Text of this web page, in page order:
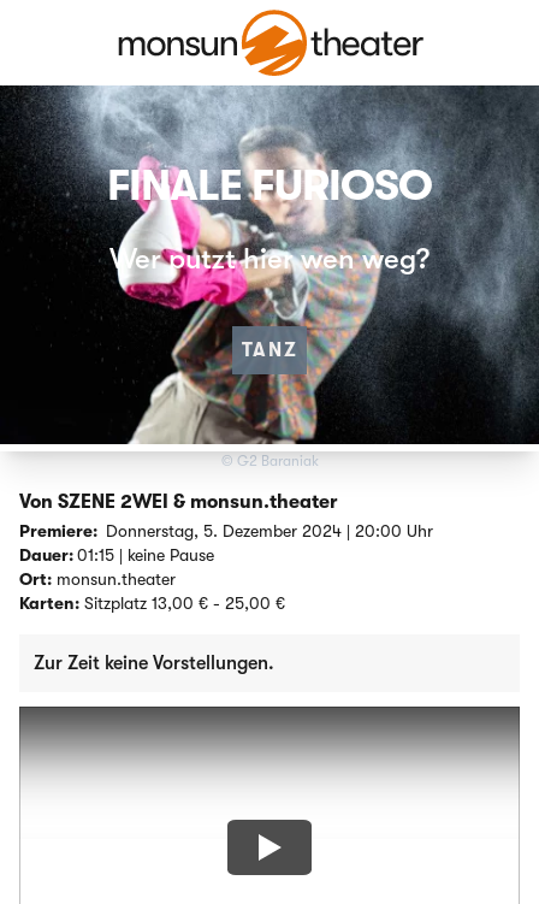
FINALE FURIOSO
Wer putzt hier wen weg?
TANZ
© G2 Baraniak
Von SZENE 2WEI & monsun.theater
Premiere: Donnerstag, 5. Dezember 2024 | 20:00 Uhr
Dauer:01:15 | keine Pause
Ort: monsun.theater
Karten: Sitzplatz 13,00 € - 25,00 €
Zur Zeit keine Vorstellungen.